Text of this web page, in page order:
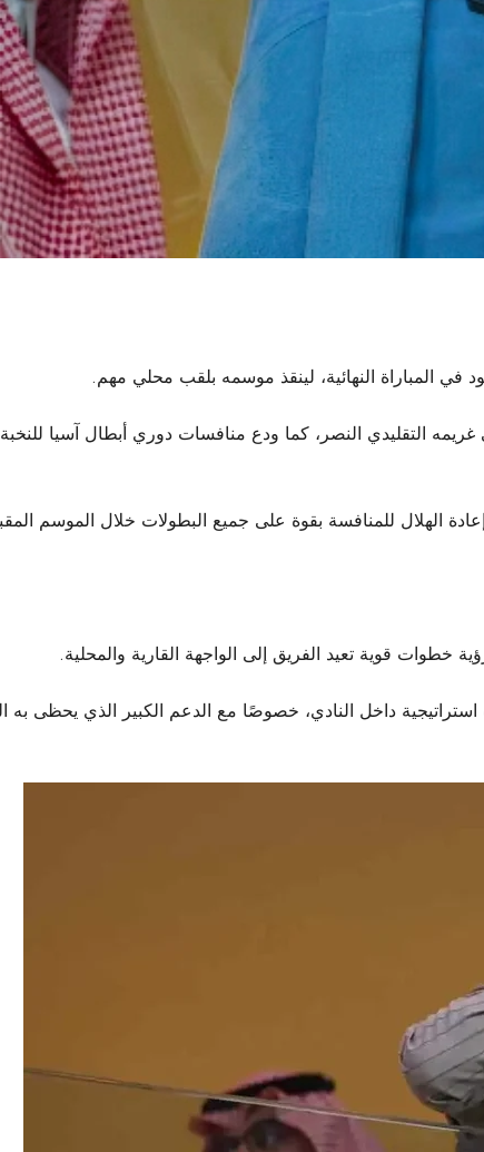
في المباراة النهائية، لينقذ موسمه بلقب محلي مهم.
الهلال للمنافسة بقوة على جميع البطولات خلال الموسم
خطوات قوية تعيد الفريق إلى الواجهة القارية والمحلية.
استراتيجية داخل النادي، خصوصًا مع الدعم الكبير الذي يحظى به